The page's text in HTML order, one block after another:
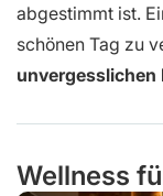
abgestimmt ist.
schönen Tag zu
Wellness